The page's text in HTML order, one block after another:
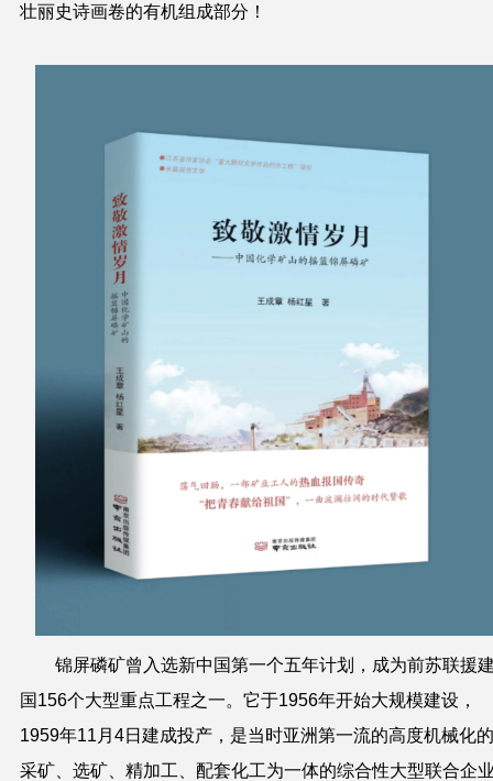
壮丽史诗画卷的有机组成部分！
锦屏磷矿曾入选新中国第一个五年计划，成为前苏联援
国156个大型重点工程之一。它于1956年开始大规模建设，
1959年11月4日建成投产，是当时亚洲第一流的高度机械化
采矿、选矿、精加工、配套化工为一体的综合性大型联合企